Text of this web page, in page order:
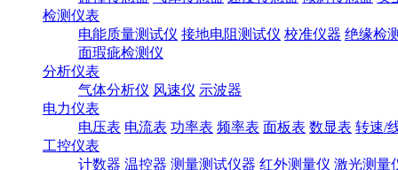
检测仪表
电能质量测试仪 接地电阻测试仪 校准仪器 绝缘检
面瑕疵检测仪
分析仪表
气体分析仪 风速仪 示波器
电力仪表
电压表 电流表 功率表 频率表 面板表 数显表 转速/
工控仪表
计数器 温控器 测量测试仪器 红外测量仪 激光测量